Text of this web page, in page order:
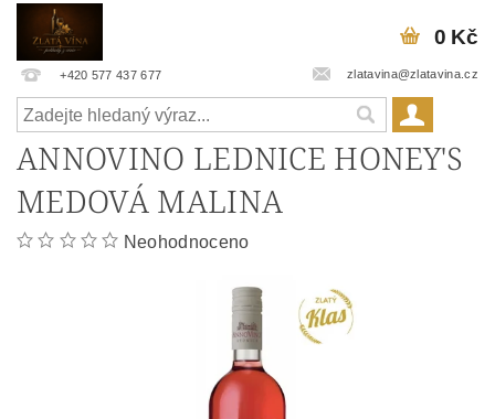
+420 577 437 677 zlatavina@zlatavina.cz
0 Kč
ANNOVINO LEDNICE HONEY'S
MEDOVÁ MALINA
Neohodnoceno